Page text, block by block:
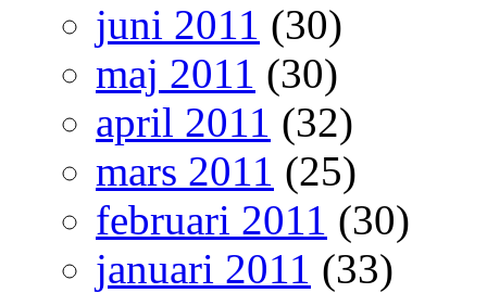
juni 2011 (30)
maj 2011 (30)
april 2011 (32)
mars 2011 (25)
februari 2011 (30)
januari 2011 (33)